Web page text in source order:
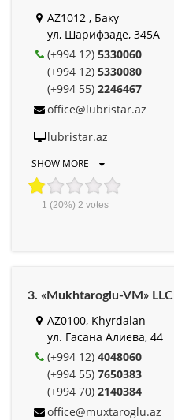
AZ1012 , Баку
ул, Шарифзаде, 345A
(+994 12) 5330060
(+994 12) 5330080
(+994 55) 2246467
office@lubristar.az
lubristar.az
SHOW MORE
1 (20%) 2 votes
3. «Mukhtaroglu-VM» LLC
AZ0100, Khyrdalan
ул. Гасана Алиева, 44
(+994 12) 4048060
(+994 55) 7650383
(+994 70) 2140384
office@muxtaroglu.az